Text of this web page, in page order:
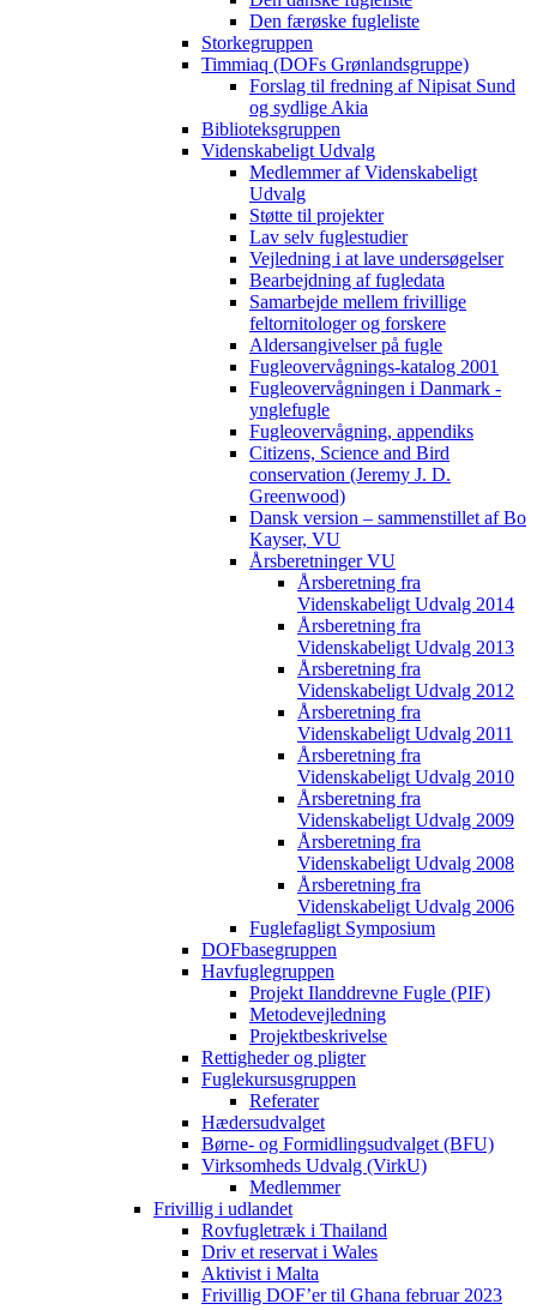
Den færøske fugleliste
Storkegruppen
Timmiaq (DOFs Grønlandsgruppe)
Forslag til fredning af Nipisat Sund
og sydlige Akia
Biblioteksgruppen
Videnskabeligt Udvalg
Medlemmer af Videnskabeligt
Udvalg
Støtte til projekter
Lav selv fuglestudier
Vejledning i at lave undersøgelser
Bearbejdning af fugledata
Samarbejde mellem frivillige
feltornitologer og forskere
Aldersangivelser på fugle
Fugleovervågnings-katalog 2001
Fugleovervågningen i Danmark -
ynglefugle
Fugleovervågning, appendiks
Citizens, Science and Bird
conservation (Jeremy J. D.
Greenwood)
Dansk version – sammenstillet af Bo
Kayser, VU
Årsberetninger VU
Årsberetning fra
Videnskabeligt Udvalg 2014
Årsberetning fra
Videnskabeligt Udvalg 2013
Årsberetning fra
Videnskabeligt Udvalg 2012
Årsberetning fra
Videnskabeligt Udvalg 2011
Årsberetning fra
Videnskabeligt Udvalg 2010
Årsberetning fra
Videnskabeligt Udvalg 2009
Årsberetning fra
Videnskabeligt Udvalg 2008
Årsberetning fra
Videnskabeligt Udvalg 2006
Fuglefagligt Symposium
DOFbasegruppen
Havfuglegruppen
Projekt Ilanddrevne Fugle (PIF)
Metodevejledning
Projektbeskrivelse
Rettigheder og pligter
Fuglekursusgruppen
Referater
Hædersudvalget
Børne- og Formidlingsudvalget (BFU)
Virksomheds Udvalg (VirkU)
Medlemmer
Frivillig i udlandet
Rovfugletræk i Thailand
Driv et reservat i Wales
Aktivist i Malta
Frivillig DOF’er til Ghana februar 2023